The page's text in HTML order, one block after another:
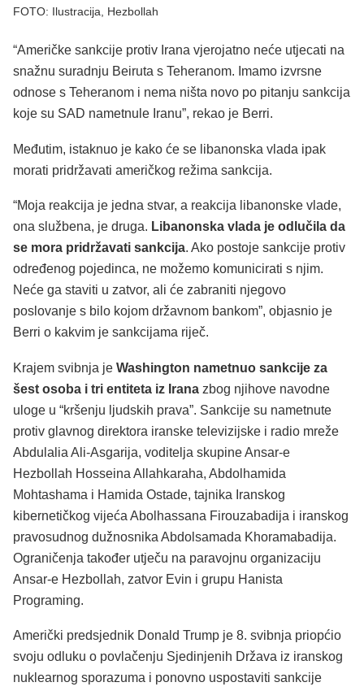
FOTO: Ilustracija, Hezbollah
“Američke sankcije protiv Irana vjerojatno neće utjecati na
snažnu suradnju Beiruta s Teheranom. Imamo izvrsne
odnose s Teheranom i nema ništa novo po pitanju sankcija
koje su SAD nametnule Iranu”, rekao je Berri.
Međutim, istaknuo je kako će se libanonska vlada ipak
morati pridržavati američkog režima sankcija.
“Moja reakcija je jedna stvar, a reakcija libanonske vlade,
ona službena, je druga. Libanonska vlada je odlučila da
se mora pridržavati sankcija. Ako postoje sankcije protiv
određenog pojedinca, ne možemo komunicirati s njim.
Neće ga staviti u zatvor, ali će zabraniti njegovo
poslovanje s bilo kojom državnom bankom”, objasnio je
Berri o kakvim je sankcijama riječ.
Krajem svibnja je Washington nametnuo sankcije za
šest osoba i tri entiteta iz Irana zbog njihove navodne
uloge u “kršenju ljudskih prava”. Sankcije su nametnute
protiv glavnog direktora iranske televizijske i radio mreže
Abdulalia Ali-Asgarija, voditelja skupine Ansar-e
Hezbollah Hosseina Allahkaraha, Abdolhamida
Mohtashama i Hamida Ostade, tajnika Iranskog
kibernetičkog vijeća Abolhassana Firouzabadija i iranskog
pravosudnog dužnosnika Abdolsamada Khoramabadija.
Ograničenja također utječu na paravojnu organizaciju
Ansar-e Hezbollah, zatvor Evin i grupu Hanista
Programing.
Američki predsjednik Donald Trump je 8. svibnja priopćio
svoju odluku o povlačenju Sjedinjenih Država iz iranskog
nuklearnog sporazuma i ponovno uspostaviti sankcije